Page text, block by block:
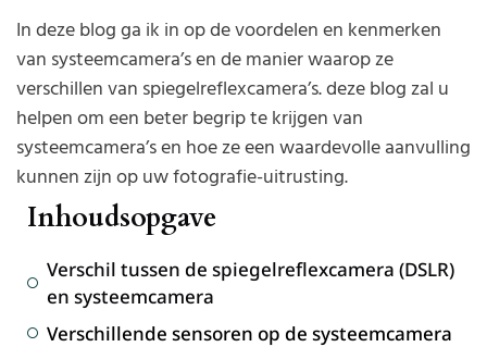
In deze blog ga ik in op de voordelen en kenmerken
van systeemcamera’s en de manier waarop ze
verschillen van spiegelreflexcamera’s. deze blog zal u
helpen om een beter begrip te krijgen van
systeemcamera’s en hoe ze een waardevolle aanvulling
kunnen zijn op uw fotografie-uitrusting.
Inhoudsopgave
Verschil tussen de spiegelreflexcamera (DSLR)
en systeemcamera
Verschillende sensoren op de systeemcamera